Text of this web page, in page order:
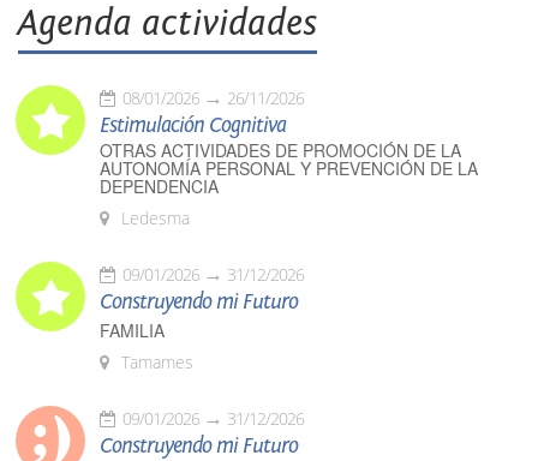
Agenda actividades
08/01/2026 26/11/2026
Estimulación Cognitiva
OTRAS ACTIVIDADES DE PROMOCIÓN DE LA
AUTONOMÍA PERSONAL Y PREVENCIÓN DE LA
DEPENDENCIA
Ledesma
09/01/2026 31/12/2026
Construyendo mi Futuro
FAMILIA
Tamames
09/01/2026 31/12/2026
Construyendo mi Futuro